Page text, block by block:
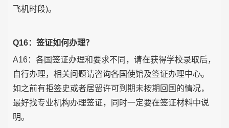
飞机时段)。
Q16：签证如何办理？
A16：各国签证办理和要求不同，请在获得学校录取后，
自行办理，相关问题请咨询各国使馆及签证办理中心。
如之前有拒签史或者居留许可到期未按期回国的情况，
最好找专业机构办理签证，同时一定要在签证材料中说
明。